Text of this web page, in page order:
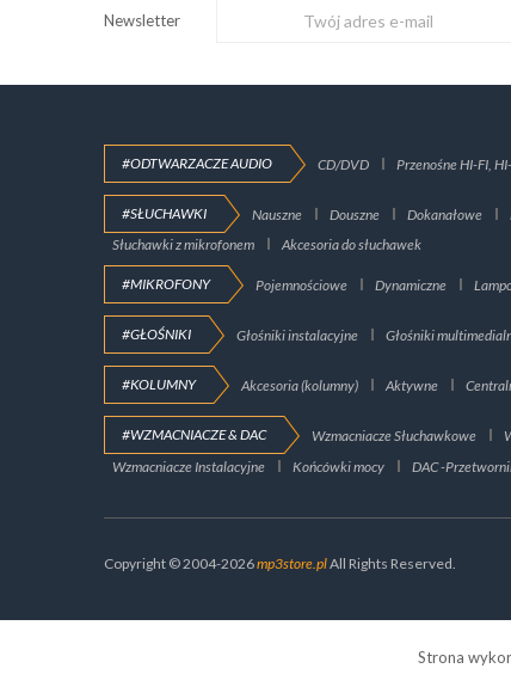
Newsletter
#ODTWARZACZE AUDIO CD/DVD Przenośne HI-FI,
#SŁUCHAWKI Nauszne Douszne Dokanałowe
Słuchawki z mikrofonem
Akcesoria do słuchawek
#MIKROFONY Pojemnościowe Dynamiczne
#GŁOŚNIKI Głośniki instalacyjne Głośniki
#KOLUMNY Akcesoria (kolumny) Aktywne
#WZMACNIACZE & DAC Wzmacniacze Słuchawkowe
Wzmacniacze Instalacyjne
Końcówki mocy DAC -
Copyright © 2004-2026mp3store.plAll Rights Reserved.
Strona